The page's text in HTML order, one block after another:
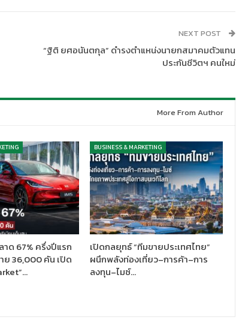
NEXT POST
“ฐิติ ยศอนันตกุล” ดำรงตำแหน่งนายกสมาคมตัวแทน
ประกันชีวิตฯ คนใหม่
More From Author
าด 67% ครึ่งปีแรก
ย 36,000 คัน เปิด
BUSINESS & MARKETING
เปิดกลยุทธ์ “ทีมขายประเทศไทย”
ผนึกพลังท่องเที่ยว–การค้า–การ
ลงทุน–ไมซ์…